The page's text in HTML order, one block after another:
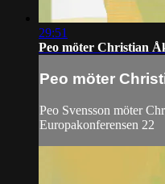
29:51
Peo möter Christian
Peo möter
Peo Svensson möter
Europakonferensen 22